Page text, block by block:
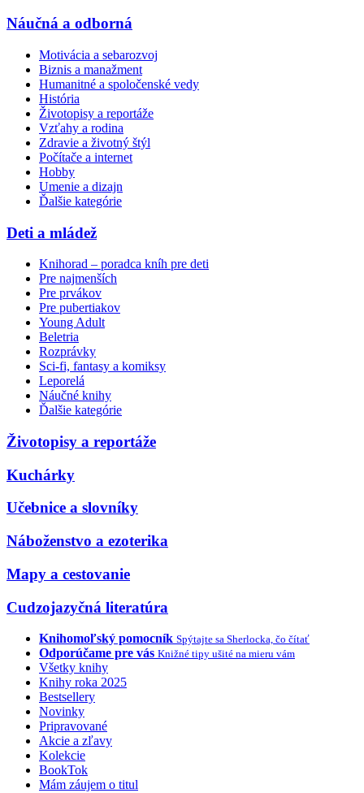
Náučná a odborná
Motivácia a sebarozvoj
Biznis a manažment
Humanitné a spoločenské vedy
História
Životopisy a reportáže
Vzťahy a rodina
Zdravie a životný štýl
Počítače a internet
Hobby
Umenie a dizajn
Ďalšie kategórie
Deti a mládež
Knihorad – poradca kníh pre deti
Pre najmenších
Pre prvákov
Pre pubertiakov
Young Adult
Beletria
Rozprávky
Sci-fi, fantasy a komiksy
Leporelá
Náučné knihy
Ďalšie kategórie
Životopisy a reportáže
Kuchárky
Učebnice a slovníky
Náboženstvo a ezoterika
Mapy a cestovanie
Cudzojazyčná literatúra
Knihomoľský pomocník Spýtajte sa Sherlocka, čo čítať
Odporúčame pre vás Knižné tipy ušité na mieru vám
Všetky knihy
Knihy roka 2025
Bestsellery
Novinky
Pripravované
Akcie a zľavy
Kolekcie
BookTok
Mám záujem o titul